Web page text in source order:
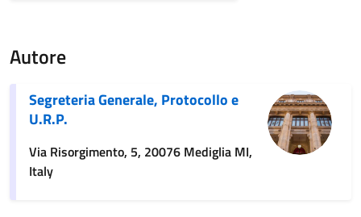
Autore
Segreteria Generale, Protocollo e
U.R.P.
Via Risorgimento, 5, 20076 Mediglia MI,
Italy